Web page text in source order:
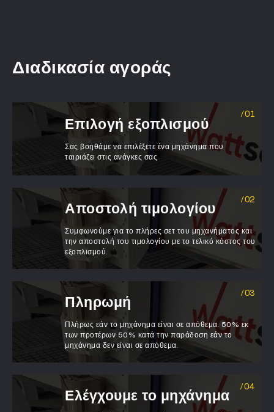
Διαδικασία αγοράς
Επιλογή εξοπλισμού
Σας βοηθάμε να επιλέξετε ένα μηχάνημα που
ταιριάζει στις ανάγκες σας
Αποστολή τιμολογίου
Συμφωνούμε για το πλήρες σετ του μηχανήματος και
την αποστολή του τιμολογίου με το τελικό κόστος του
εξοπλισμού.
Πληρωμή
Πλήρως εάν το μηχάνημα είναι σε απόθεμα. 50% εκ
των προτέρων 50% κατά την παράδοση εάν το
μηχάνημα δεν είναι σε απόθεμα.
Ελέγχουμε το μηχάνημα